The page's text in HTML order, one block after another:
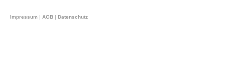
Impressum AGB Datenschutz